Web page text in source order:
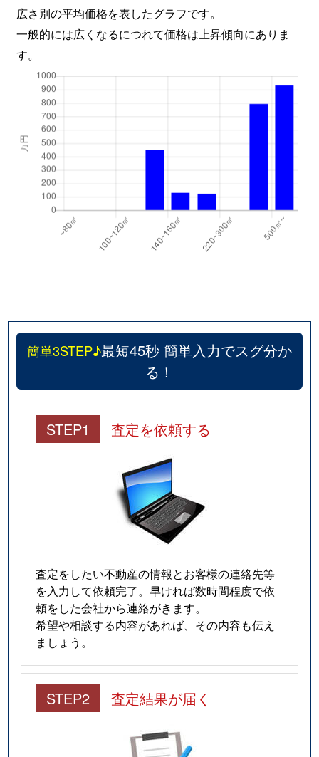
広さ別の平均価格を表したグラフです。
一般的には広くなるにつれて価格は上昇傾向にありま
す。
簡単3STEP♪最短45秒 簡単入力でスグ分か
る！
STEP1 査定を依頼する
査定をしたい不動産の情報とお客様の連絡先等
を入力して依頼完了。早ければ数時間程度で依
頼をした会社から連絡がきます。
希望や相談する内容があれば、その内容も伝え
ましょう。
STEP2 査定結果が届く